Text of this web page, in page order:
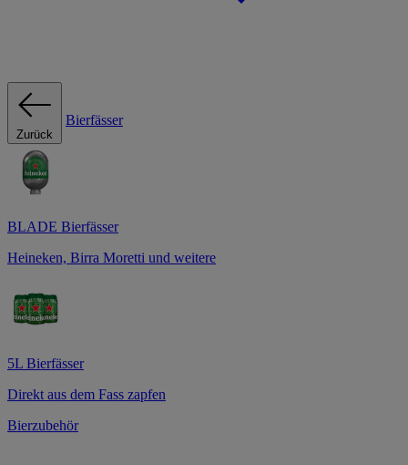
Zurück
Bierfässer
BLADE Bierfässer
Heineken, Birra Moretti und weitere
5L Bierfässer
Direkt aus dem Fass zapfen
Bierzubehör